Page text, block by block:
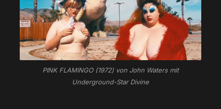
PINK FLAMINGO (1972) von John Waters mit
Underground-Star Divine